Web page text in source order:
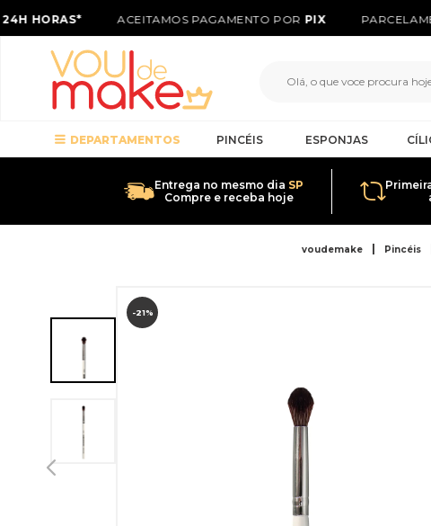
HORAS* ACEITAMOS PAGAMENTO PORPIX
DEPARTAMENTOS PINCÉIS ESPONJAS
Entrega no mesmo dia SP
Compre e receba hoje
voudemake Pincéis
-21%